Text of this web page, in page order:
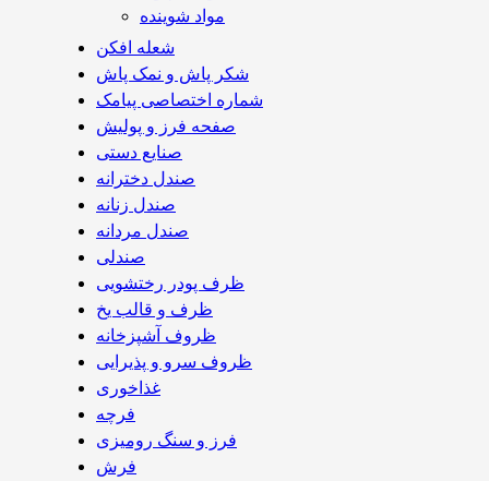
مواد شوینده
شعله افکن
شکر پاش و نمک پاش
شماره اختصاصی پیامک
صفحه فرز و پولیش
صنایع دستی
صندل دخترانه
صندل زنانه
صندل مردانه
صندلی
ظرف پودر رختشویی
ظرف و قالب یخ
ظروف آشپزخانه
ظروف سرو و پذیرایی
غذاخوری
فرچه
فرز و سنگ رومیزی
فرش